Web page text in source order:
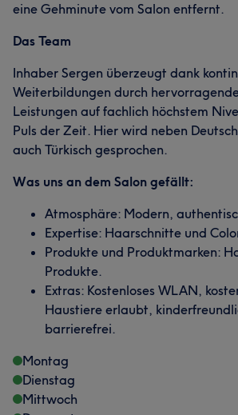
eine Gehminute vom Salon entfernt.
Das Team
Inhaber Sergen überzeugt dank
Weiterbildungen durch
Leistungen auf fachlich höchstem
Puls der Zeit. Hier wird neben
auch Türkisch gesprochen.
Was uns an dem Salon gefällt:
Atmosphäre: Modern,
Expertise: Haarschnitte und
Produkte und Produktmarken:
Produkte.
Extras: Kostenloses WLAN,
Haustiere erlaubt,
barrierefrei.
Montag
Dienstag
Mittwoch